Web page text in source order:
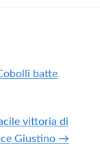
batte
vittoria di
Giustino →